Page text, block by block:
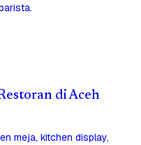
di Aceh
meja, kitchen display,